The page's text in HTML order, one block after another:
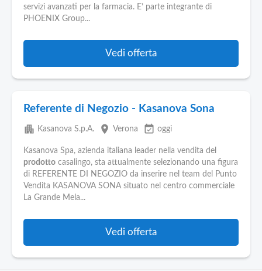
servizi avanzati per la farmacia. E’ parte integrante di
PHOENIX Group...
Vedi offerta
Referente di Negozio - Kasanova Sona
apartment Kasanova S.p.A. place Verona event_available oggi
Kasanova Spa, azienda italiana leader nella vendita del
prodotto casalingo, sta attualmente selezionando una figura
di REFERENTE DI NEGOZIO da inserire nel team del Punto
Vendita KASANOVA SONA situato nel centro commerciale
La Grande Mela...
Vedi offerta